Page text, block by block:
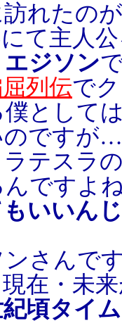
れたのが
て主人
エジソン
列伝で
僕として
のですが
テスラ
ですよ
いいん
さんで
在・未
紀頃タイ